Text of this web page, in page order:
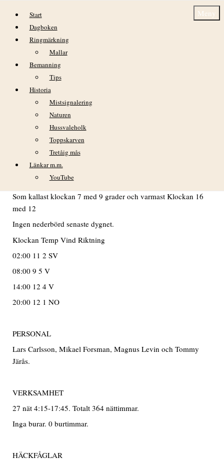
Hoppa till innehåll Meny
Start
Dagboken
Ringmärkning
Mallar
Bemanning
Tips
Historia
Mistsignalering
Naturen
Hussvaleholk
Toppskarven
Tretåig mås
Länkar m.m.
YouTube
DAGBOK NIDINGENS FÅGELSTATION,
FREDAG 9 MAJ 2025
VÄDER
Mulet och svaga vindar hela dagen. Kändes som regn var på
väg några ggr men det blev inget
Som kallast klockan 7 med 9 grader och varmast Klockan 16
med 12
Ingen nederbörd senaste dygnet.
Klockan Temp Vind Riktning
02:00 11 2 SV
08:00 9 5 V
14:00 12 4 V
20:00 12 1 NO
PERSONAL
Lars Carlsson, Mikael Forsman, Magnus Levin och Tommy
Järås.
VERKSAMHET
27 nät 4:15-17:45. Totalt 364 nättimmar.
Inga burar. 0 burtimmar.
HÄCKFÅGLAR